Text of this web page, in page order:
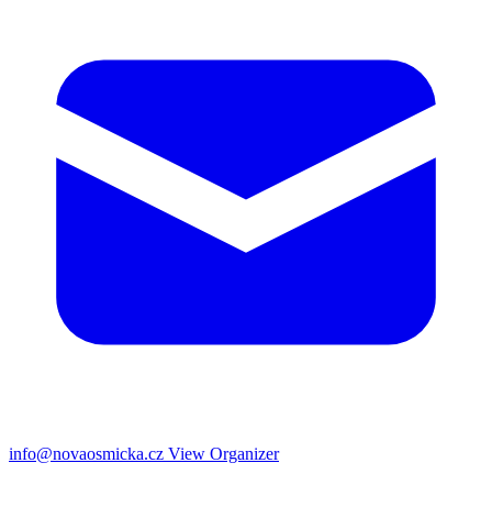
info@novaosmicka.cz View Organizer